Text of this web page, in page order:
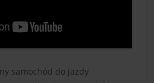
samochód do jazdy